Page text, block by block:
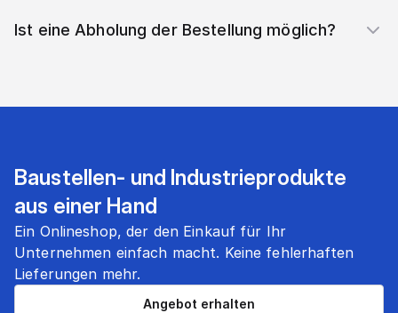
Ist eine Abholung der Bestellung möglich?
Baustellen- und Industrieprodukte
aus einer Hand
Ein Onlineshop, der den Einkauf für Ihr
Unternehmen einfach macht. Keine fehlerhaften
Lieferungen mehr.
Angebot erhalten